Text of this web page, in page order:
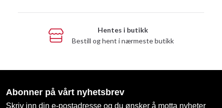
Hentes i butikk
Bestill og hent i nærmeste butikk
Abonner på vårt nyhetsbrev
Skriv inn din e-postadresse og du ønsker å motta nyheter